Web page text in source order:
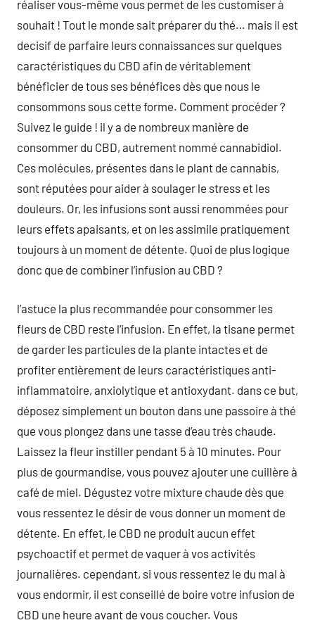
réaliser vous-même vous permet de les customiser à
souhait ! Tout le monde sait préparer du thé… mais il est
decisif de parfaire leurs connaissances sur quelques
caractéristiques du CBD afin de véritablement
bénéficier de tous ses bénéfices dès que nous le
consommons sous cette forme. Comment procéder ?
Suivez le guide ! il y a de nombreux manière de
consommer du CBD, autrement nommé cannabidiol.
Ces molécules, présentes dans le plant de cannabis,
sont réputées pour aider à soulager le stress et les
douleurs. Or, les infusions sont aussi renommées pour
leurs effets apaisants, et on les assimile pratiquement
toujours à un moment de détente. Quoi de plus logique
donc que de combiner l’infusion au CBD ?
l’astuce la plus recommandée pour consommer les
fleurs de CBD reste l’infusion. En effet, la tisane permet
de garder les particules de la plante intactes et de
profiter entièrement de leurs caractéristiques anti-
inflammatoire, anxiolytique et antioxydant. dans ce but,
déposez simplement un bouton dans une passoire à thé
que vous plongez dans une tasse d’eau très chaude.
Laissez la fleur instiller pendant 5 à 10 minutes. Pour
plus de gourmandise, vous pouvez ajouter une cuillère à
café de miel. Dégustez votre mixture chaude dès que
vous ressentez le désir de vous donner un moment de
détente. En effet, le CBD ne produit aucun effet
psychoactif et permet de vaquer à vos activités
journalières. cependant, si vous ressentez le du mal à
vous endormir, il est conseillé de boire votre infusion de
CBD une heure avant de vous coucher. Vous